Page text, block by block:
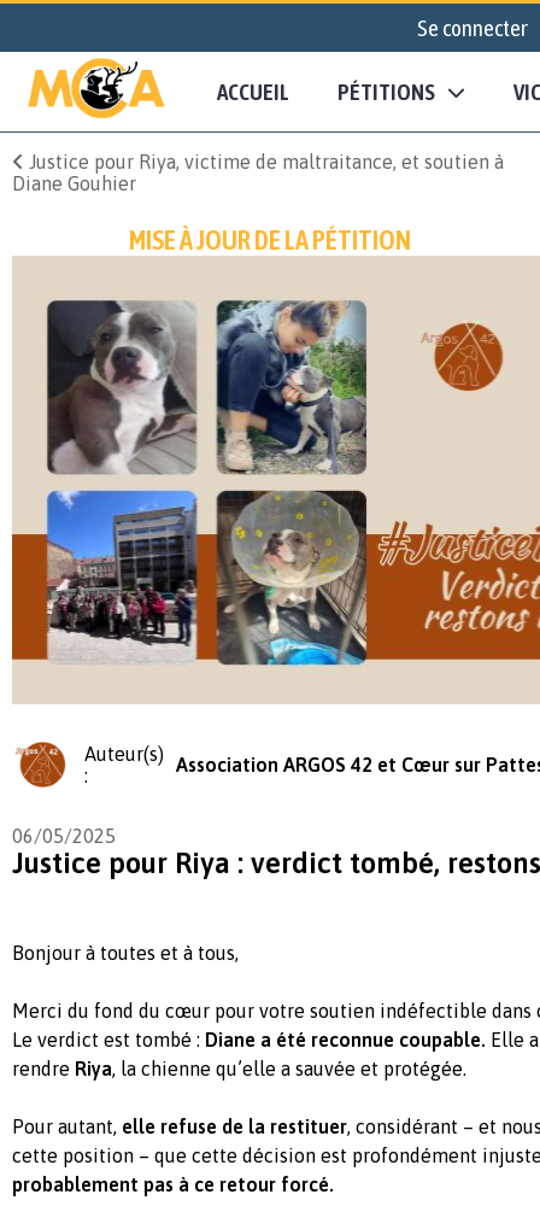
Se connecter
ACCUEIL PÉTITIONS
Justice pour Riya, victime de maltraitance, et soutien à
Diane Gouhier
MISE À JOUR DE LA PÉTITION
Auteur(s)
:
Association ARGOS 42 et Cœur sur
06/05/2025
Justice pour Riya : verdict tombé,
Bonjour à toutes et à tous,
Merci du fond du cœur pour votre soutien indéfectible
Le verdict est tombé : Diane a été reconnue coupable. Elle
rendre Riya, la chienne qu’elle a sauvée et protégée.
Pour autant, elle refuse de la restituer, considérant – et
cette position – que cette décision est profondément
probablement pas à ce retour forcé.